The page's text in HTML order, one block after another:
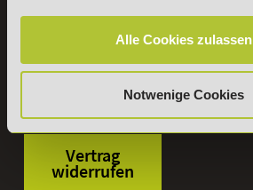
Alle Cookies zulassen
Notwenige Cookies
Aus dem Ausland:+49 (0) 7191 - 22 986 – 0
+49 (0) 7191 - 22 986 - 99
Montag bis Donnerstag: 8:00 - 19:00 Uhr
Freitag: 8:00 - 17:00 Uhr
Samstag: 9:00 - 15:00 Uhr
Vertrag
widerrufen